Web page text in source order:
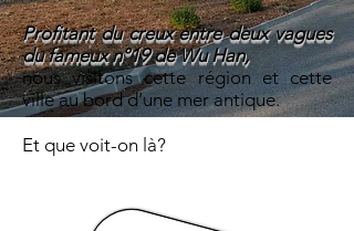
Profitant du creux entre deux vagues
du fameux n°19 de Wu Han,
nous visitons cette région et cette
ville au bord d’une mer antique.
Et que voit-on là?